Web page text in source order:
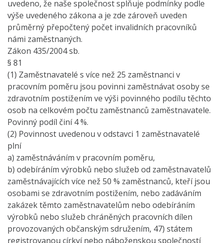
uvedeno, že naše společnost splňuje podmínky podle
výše uvedeného zákona a je zde zároveň uveden
průměrný přepočtený počet invalidních pracovníků
námi zaměstnaných.
Zákon 435/2004 sb.
§ 81
(1) Zaměstnavatelé s více než 25 zaměstnanci v
pracovním poměru jsou povinni zaměstnávat osoby se
zdravotním postižením ve výši povinného podílu těchto
osob na celkovém počtu zaměstnanců zaměstnavatele.
Povinný podíl činí 4 %.
(2) Povinnost uvedenou v odstavci 1 zaměstnavatelé
plní
a) zaměstnáváním v pracovním poměru,
b) odebíráním výrobků nebo služeb od zaměstnavatelů
zaměstnávajících více než 50 % zaměstnanců, kteří jsou
osobami se zdravotním postižením, nebo zadáváním
zakázek těmto zaměstnavatelům nebo odebíráním
výrobků nebo služeb chráněných pracovních dílen
provozovaných občanským sdružením, 47) státem
registrovanou církví nebo náboženskou společností